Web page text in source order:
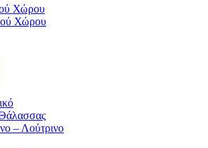
Χώρου
Χώρου
– Λούτρινο